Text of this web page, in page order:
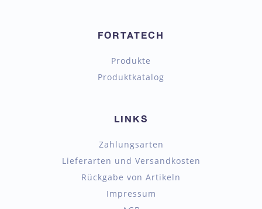
FORTATECH
Produkte
Produktkatalog
LINKS
Zahlungsarten
Lieferarten und Versandkosten
Rückgabe von Artikeln
Impressum